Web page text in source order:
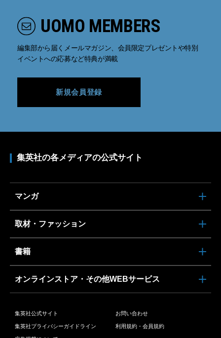
UOMO MEMBERS
編集部から届くメールマガジン、会員限定プレゼントや特別
イベントへの応募など特典が満載
新規会員登録
集英社の各メディアの公式サイト
マンガ
取材・ファッション
書籍
オンラインストア・その他WEBサービス
集英社公式サイト お問い合わせ
集英社プライバシーガイドライン 利用規約・会員規約